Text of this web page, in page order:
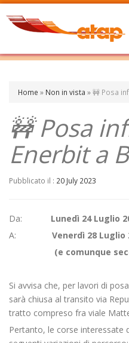
Home » Non in vista »🚧 Posa
🚧 Posa
Enerbit a
Pubblicato il : 20 July 2023
Da: Lunedì 24 Luglio
A: Venerdì 28 Luglio
(e comunque
Si avvisa che, per lavori di
sarà chiusa al transito via
tratto compreso fra viale
Pertanto, le corse interessate